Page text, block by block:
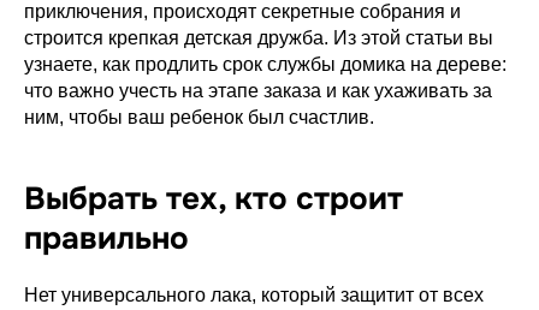
приключения, происходят секретные собрания и
строится крепкая детская дружба. Из этой статьи вы
узнаете, как продлить срок службы домика на дереве:
что важно учесть на этапе заказа и как ухаживать за
ним, чтобы ваш ребенок был счастлив.
Выбрать тех, кто строит
правильно
Нет универсального лака, который защитит от всех